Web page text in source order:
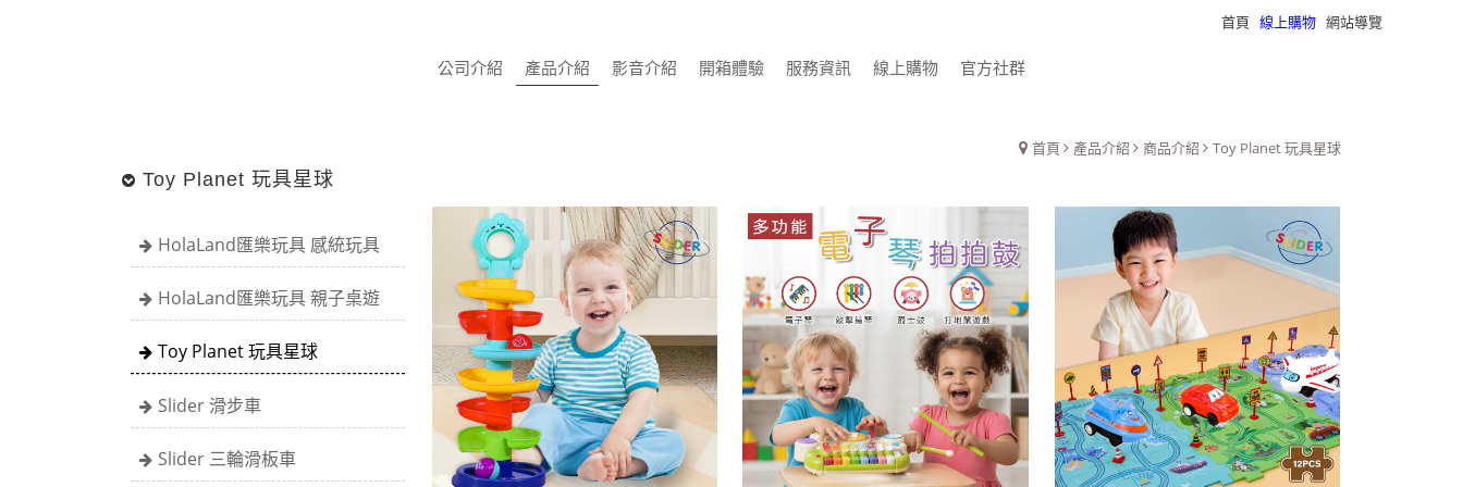
首頁 線上購物 網站導覽
公司介紹 產品介紹 影音介紹 開箱體驗 服務資訊 線上購物 官方社群
首頁 產品介紹 商品介紹 Toy Planet 玩具星球
Toy Planet 玩具星球
HolaLand匯樂玩具 感統玩具
HolaLand匯樂玩具 親子桌遊
Toy Planet 玩具星球
Slider 滑步車
Slider 三輪滑板車